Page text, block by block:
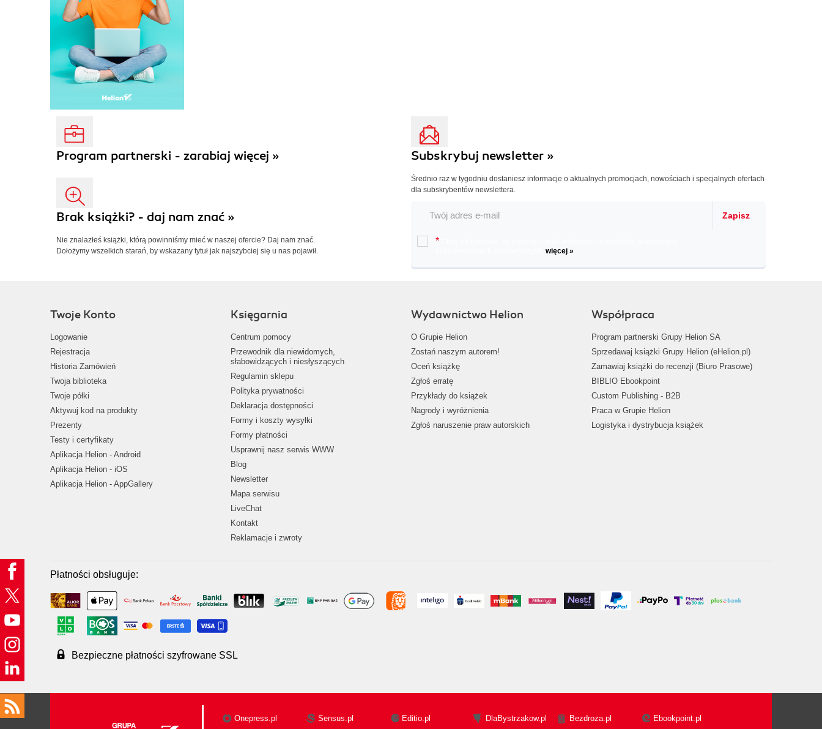
Program partnerski - zarabiaj więcej »
Brak książki? - daj nam znać »
Nie znalazłeś książki, którą powinniśmy mieć w naszej ofercie? Daj nam znać.
Dołożymy wszelkich starań, by wskazany tytuł jak najszybciej się u nas pojawił.
Subskrybuj newsletter »
Średnio raz w tygodniu dostaniesz informacje o aktualnych promocjach, nowościach i specjalnych ofertach
dla subskrybentów newslettera.
Zapisz
*
więcej »
Twoje Konto
Logowanie
Rejestracja
Historia Zamówień
Twoja biblioteka
Twoje półki
Aktywuj kod na produkty
Prezenty
Testy i certyfikaty
Aplikacja Helion - Android
Aplikacja Helion - iOS
Aplikacja Helion - AppGallery
Księgarnia
Centrum pomocy
Przewodnik dla niewidomych,
słabowidzących i niesłyszących
Regulamin sklepu
Polityka prywatności
Deklaracja dostępności
Formy i koszty wysyłki
Formy płatności
Usprawnij nasz serwis WWW
Blog
Newsletter
Mapa serwisu
LiveChat
Kontakt
Reklamacje i zwroty
Wydawnictwo Helion
O Grupie Helion
Zostań naszym autorem!
Oceń książkę
Zgłoś erratę
Przykłady do książek
Nagrody i wyróżnienia
Zgłoś naruszenie praw autorskich
Współpraca
Program partnerski Grupy Helion SA
Sprzedawaj książki Grupy Helion (eHelion.pl)
Zamawiaj książki do recenzji (Biuro Prasowe)
BIBLIO Ebookpoint
Custom Publishing - B2B
Praca w Grupie Helion
Logistyka i dystrybucja książek
Płatności obsługuje:
Bezpieczne płatności szyfrowane SSL
Onepress.pl Sensus.pl Editio.pl DlaBystrzakow.pl Bezdroza.pl Ebookpoint.pl